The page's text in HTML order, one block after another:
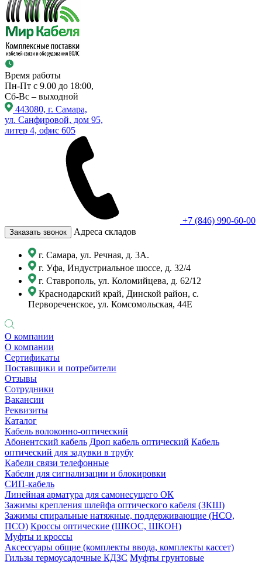
Время работы
Пн-Пт с 9.00 до 18:00,
Сб-Вс – выходной
443080, г. Самара,
ул. Санфировой, дом 95,
литер 4, офис 605
+7 (846) 990-60-00
Заказать звонок Адреса складов
г. Самара, ул. Речная, д. 3А.
г. Уфа, Индустриальное шоссе, д. 32/4
г. Ставрополь, ул. Коломийцева, д. 62/12
Краснодарский край, Динской район, с.
Первореченское, ул. Комсомольская, 44Е
О компании
О компании
Сертификаты
Поставщики и потребители
Отзывы
Сотрудники
Вакансии
Реквизиты
Каталог
Кабель волоконно-оптический
Абонентский кабель Дроп кабель оптический Кабель
оптический для задувки в трубу
Кабели связи телефонные
Кабели для сигнализации и блокировки
СИП-кабель
Линейная арматура для самонесущего ОК
Зажимы крепления шлейфа оптического кабеля (ЗКШ)
Зажимы спиральные натяжные, поддерживающие (НСО,
ПСО) Кроссы оптические (ШКОС, ШКОН)
Муфты и кроссы
Аксессуары общие (комплекты ввода, комплекты кассет)
Гильзы термоусадочные КДЗС Муфты грунтовые